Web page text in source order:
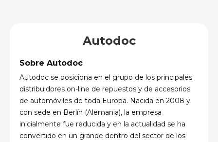
Autodoc
Sobre Autodoc
Autodoc se posiciona en el grupo de los principales
distribuidores on-line de repuestos y de accesorios
de automóviles de toda Europa. Nacida en 2008 y
con sede en Berlín (Alemania), la empresa
inicialmente fue reducida y en la actualidad se ha
convertido en un grande dentro del sector de los